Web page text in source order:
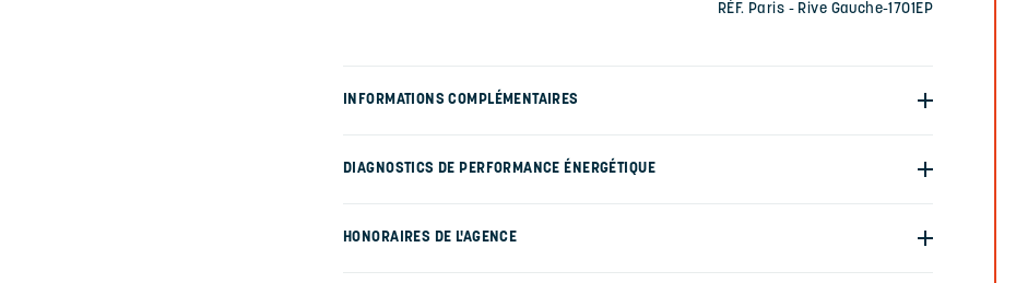
RÉF. Paris - Rive Gauche-1701EP
INFORMATIONS COMPLÉMENTAIRES
DIAGNOSTICS DE PERFORMANCE ÉNERGÉTIQUE
HONORAIRES DE L'AGENCE